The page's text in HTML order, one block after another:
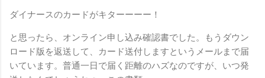
ダイナースのカードがキターーーー！
と思ったら、オンライン申し込み確認書でした。もうダウン
ロード版を返送して、カード送付しますというメールまで届
いています。普通一日で届く距離のハズなのですが、いつ発